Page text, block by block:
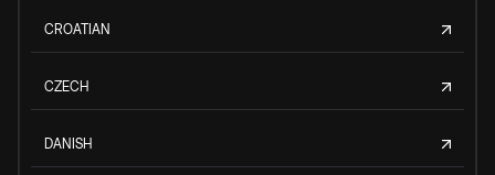
CROATIAN
CZECH
DANISH